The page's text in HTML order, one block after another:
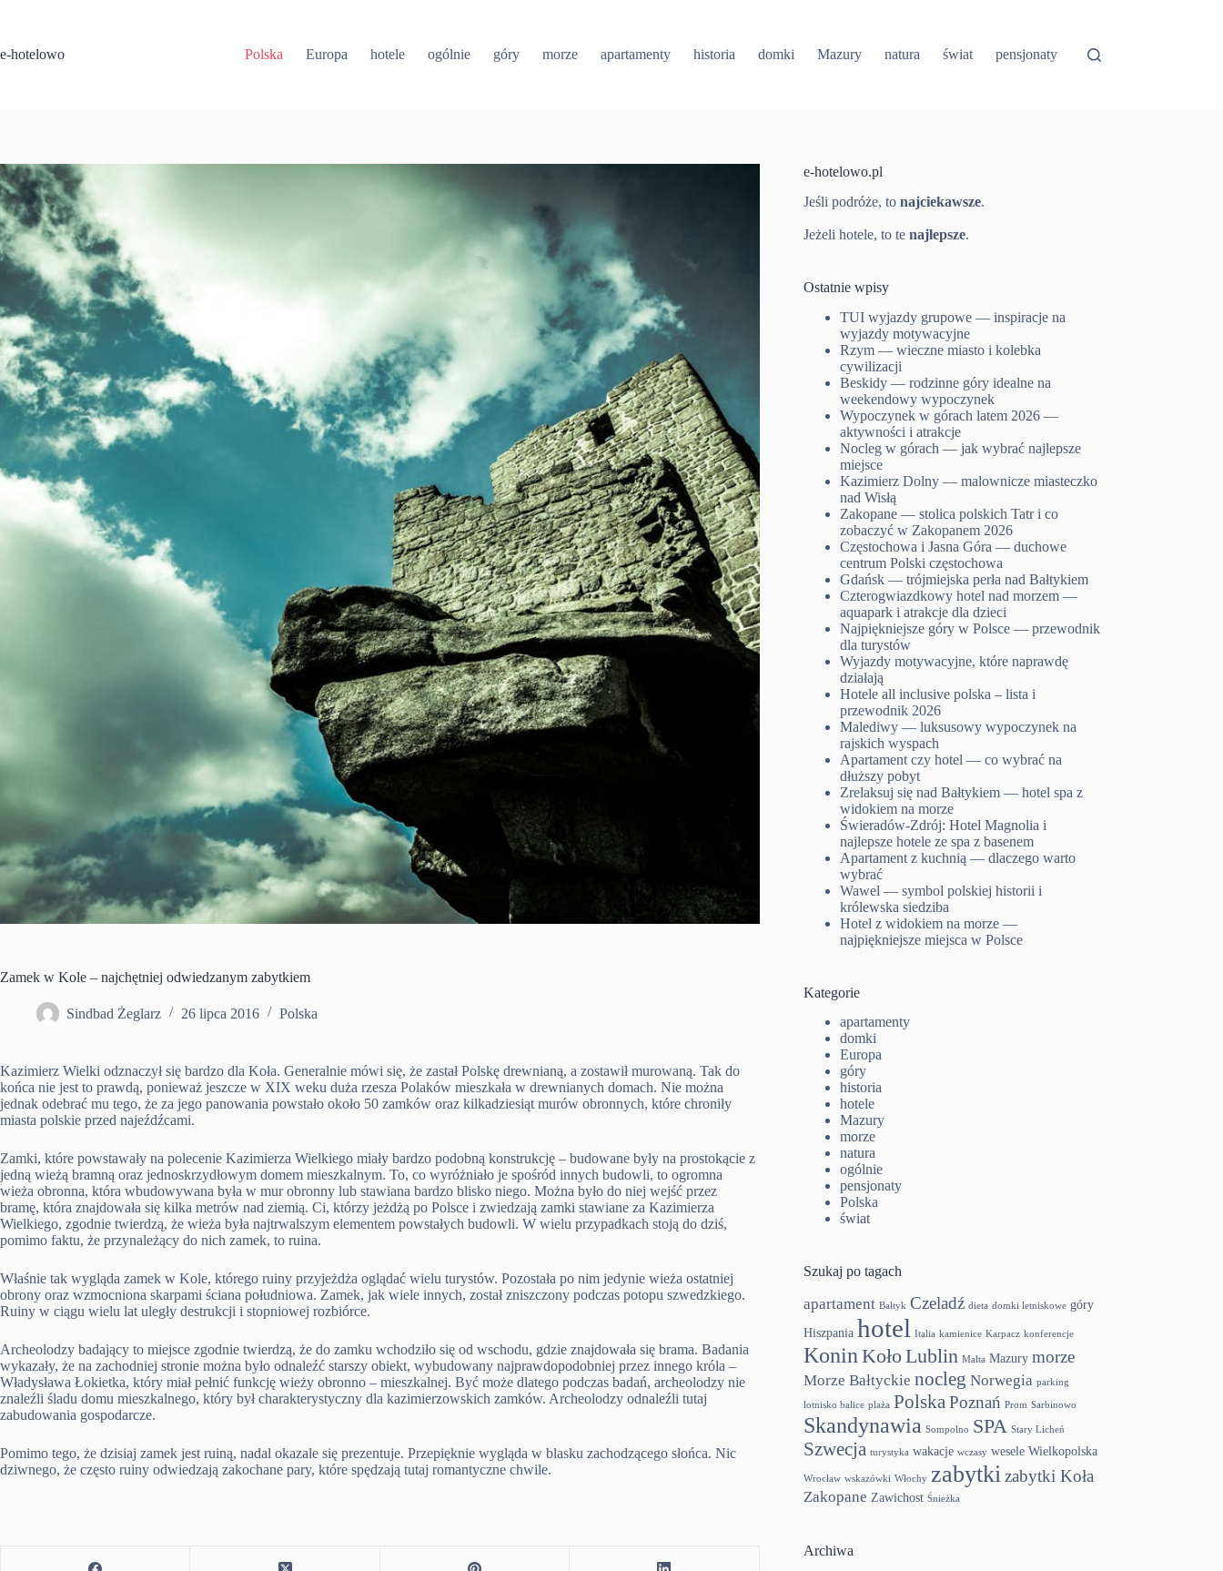
e-hotelowo
Polska Europa hotele ogólnie góry morze apartamenty historia domki Mazury natura świat pensjonaty
Zamek w Kole – najchętniej odwiedzanym zabytkiem
Sindbad Żeglarz 26 lipca 2016 Polska
Kazimierz Wielki odznaczył się bardzo dla Koła. Generalnie mówi się, że zastał Polskę drewnianą, a zostawił murowaną. Tak do
końca nie jest to prawdą, ponieważ jeszcze w XIX weku duża rzesza Polaków mieszkała w drewnianych domach. Nie można
jednak odebrać mu tego, że za jego panowania powstało około 50 zamków oraz kilkadziesiąt murów obronnych, które chroniły
miasta polskie przed najeźdźcami.
Zamki, które powstawały na polecenie Kazimierza Wielkiego miały bardzo podobną konstrukcję – budowane były na prostokącie z
jedną wieżą bramną oraz jednoskrzydłowym domem mieszkalnym. To, co wyróżniało je spośród innych budowli, to ogromna
wieża obronna, która wbudowywana była w mur obronny lub stawiana bardzo blisko niego. Można było do niej wejść przez
bramę, która znajdowała się kilka metrów nad ziemią. Ci, którzy jeżdżą po Polsce i zwiedzają zamki stawiane za Kazimierza
Wielkiego, zgodnie twierdzą, że wieża była najtrwalszym elementem powstałych budowli. W wielu przypadkach stoją do dziś,
pomimo faktu, że przynależący do nich zamek, to ruina.
Właśnie tak wygląda zamek w Kole, którego ruiny przyjeżdża oglądać wielu turystów. Pozostała po nim jedynie wieża ostatniej
obrony oraz wzmocniona skarpami ściana południowa. Zamek, jak wiele innych, został zniszczony podczas potopu szwedzkiego.
Ruiny w ciągu wielu lat uległy destrukcji i stopniowej rozbiórce.
Archeolodzy badający to miejsce zgodnie twierdzą, że do zamku wchodziło się od wschodu, gdzie znajdowała się brama. Badania
wykazały, że na zachodniej stronie można było odnaleźć starszy obiekt, wybudowany najprawdopodobniej przez innego króla –
Władysława Łokietka, który miał pełnić funkcję wieży obronno – mieszkalnej. Być może dlatego podczas badań, archeolodzy nie
znaleźli śladu domu mieszkalnego, który był charakterystyczny dla kazimierzowskich zamków. Archeolodzy odnaleźli tutaj
zabudowania gospodarcze.
Pomimo tego, że dzisiaj zamek jest ruiną, nadal okazale się prezentuje. Przepięknie wygląda w blasku zachodzącego słońca. Nic
dziwnego, że często ruiny odwiedzają zakochane pary, które spędzają tutaj romantyczne chwile.
e-hotelowo.pl
Jeśli podróże, tonajciekawsze.
Jeżeli hotele, to tenajlepsze.
Ostatnie wpisy
TUI wyjazdy grupowe — inspiracje na
wyjazdy motywacyjne
Rzym — wieczne miasto i kolebka
cywilizacji
Beskidy — rodzinne góry idealne na
weekendowy wypoczynek
Wypoczynek w górach latem 2026 —
aktywności i atrakcje
Nocleg w górach — jak wybrać najlepsze
miejsce
Kazimierz Dolny — malownicze miasteczko
nad Wisłą
Zakopane — stolica polskich Tatr i co
zobaczyć w Zakopanem 2026
Częstochowa i Jasna Góra — duchowe
centrum Polski częstochowa
Gdańsk — trójmiejska perła nad Bałtykiem
Czterogwiazdkowy hotel nad morzem —
aquapark i atrakcje dla dzieci
Najpiękniejsze góry w Polsce — przewodnik
dla turystów
Wyjazdy motywacyjne, które naprawdę
działają
Hotele all inclusive polska – lista i
przewodnik 2026
Malediwy — luksusowy wypoczynek na
rajskich wyspach
Apartament czy hotel — co wybrać na
dłuższy pobyt
Zrelaksuj się nad Bałtykiem — hotel spa z
widokiem na morze
Świeradów-Zdrój: Hotel Magnolia i
najlepsze hotele ze spa z basenem
Apartament z kuchnią — dlaczego warto
wybrać
Wawel — symbol polskiej historii i
królewska siedziba
Hotel z widokiem na morze —
najpiękniejsze miejsca w Polsce
Kategorie
apartamenty
domki
Europa
góry
historia
hotele
Mazury
morze
natura
ogólnie
pensjonaty
Polska
świat
Szukaj po tagach
apartament Bałtyk Czeladź dieta domki letniskowe góry
Hiszpania hotel Italia kamienice Karpacz konferencje
Konin Koło Lublin Malta Mazury morze
Morze Bałtyckie nocleg Norwegia parking
lotnisko balice plaża PolskaPoznań Prom Sarbinowo
Skandynawia Sompolno SPA Stary Licheń
Szwecja turystyka wakacje wczasy wesele Wielkopolska
Wrocław wskazówki Włochy zabytkizabytki Koła
Zakopane Zawichost Śnieżka
Archiwa